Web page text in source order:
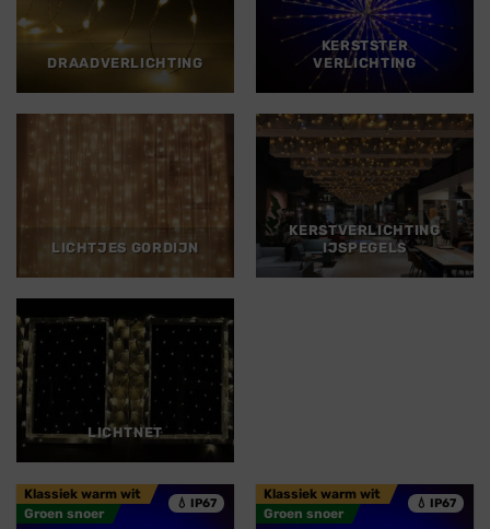
DRAADVERLICHTING
KERSTSTER
VERLICHTING
LICHTJES GORDIJN
KERSTVERLICHTING
IJSPEGELS
LICHTNET
💧 IP67
Klassiek warm wit
Groen snoer
💧 IP67
Klassiek warm wit
Groen snoer